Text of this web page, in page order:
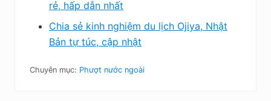
rẻ, hấp dẫn nhất
Chia sẻ kinh nghiệm du lịch Ojiya, Nhật
Bản tự túc, cập nhật
Chuyên mục: Phượt nước ngoài